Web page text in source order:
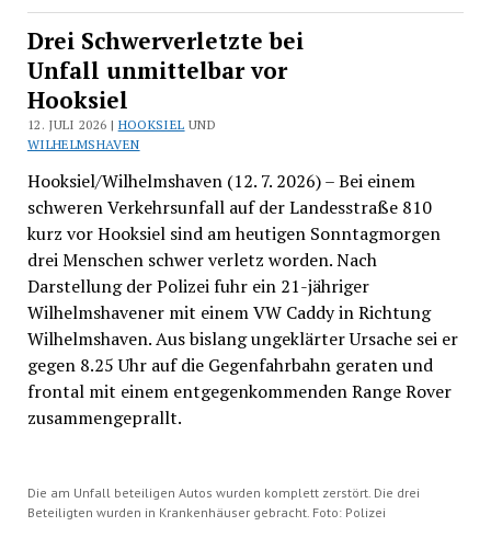
Drei Schwerverletzte bei
Unfall unmittelbar vor
Hooksiel
12. JULI 2026 | HOOKSIEL UND
WILHELMSHAVEN
Hooksiel/Wilhelmshaven (12. 7. 2026) – Bei einem
schweren Verkehrsunfall auf der Landesstraße 810
kurz vor Hooksiel sind am heutigen Sonntagmorgen
drei Menschen schwer verletz worden. Nach
Darstellung der Polizei fuhr ein 21-jähriger
Wilhelmshavener mit einem VW Caddy in Richtung
Wilhelmshaven. Aus bislang ungeklärter Ursache sei er
gegen 8.25 Uhr auf die Gegenfahrbahn geraten und
frontal mit einem entgegenkommenden Range Rover
zusammengeprallt.
Die am Unfall beteiligen Autos wurden komplett zerstört. Die drei
Beteiligten wurden in Krankenhäuser gebracht. Foto: Polizei